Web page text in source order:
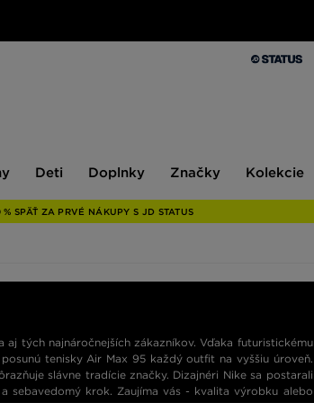
Deti Doplnky Značky Kolekcie
% SPÄŤ ZA PRVÉ NÁKUPY S JD STATUS
aj tých najnáročnejších zákazníkov. Vďaka futuristickému
tenisky Air Max 95 každý outfit na vyššiu úroveň.
slávne tradície značky. Dizajnéri Nike sa postarali
sebavedomý krok. Zaujíma vás - kvalita výrobku alebo